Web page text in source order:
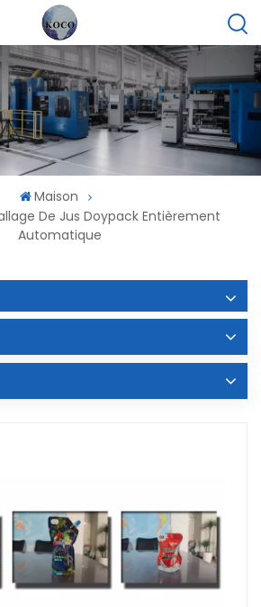
Maison
De Jus Doypack Entièrement
Automatique